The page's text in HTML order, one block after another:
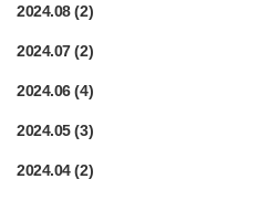
2024.08(2)
2024.07(2)
2024.06(4)
2024.05(3)
2024.04(2)